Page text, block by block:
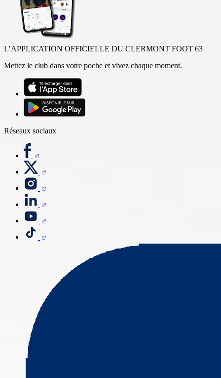
L’APPLICATION OFFICIELLE DU CLERMONT FOOT 63
Mettez le club dans votre poche et vivez chaque moment.
Réseaux sociaux